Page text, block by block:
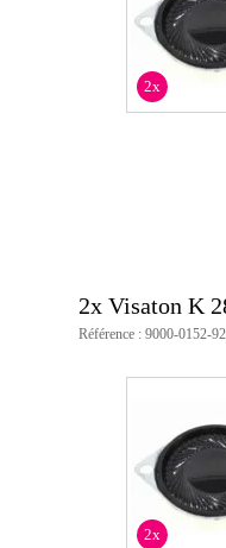
réponse
2x
2x Visaton K
Référence : 9000-0152-
2x